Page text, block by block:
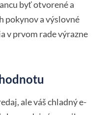
byť otvorené a
pokynov a výslovné
v prvom rade výrazne
ale váš chladný e-